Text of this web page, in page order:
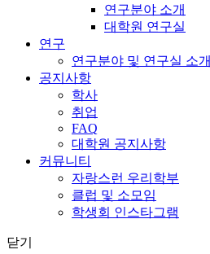
연구분야 소개
대학원 연구실
연구
연구분야 및 연구실 소개
공지사항
학사
취업
FAQ
대학원 공지사항
커뮤니티
자랑스런 우리학부
클럽 및 소모임
학생회 인스타그램
닫기